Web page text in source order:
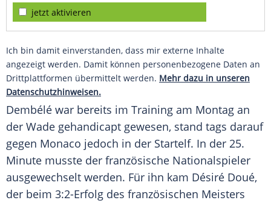
jetzt aktivieren
Ich bin damit einverstanden, dass mir externe Inhalte
angezeigt werden. Damit können personenbezogene Daten an
Drittplattformen übermittelt werden. Mehr dazu in unseren
Datenschutzhinweisen.
Dembélé war bereits im Training am Montag an
der Wade gehandicapt gewesen, stand tags darauf
gegen Monaco jedoch in der Startelf. In der 25.
Minute musste der französische Nationalspieler
ausgewechselt werden. Für ihn kam Désiré Doué,
der beim 3:2-Erfolg des französischen Meisters